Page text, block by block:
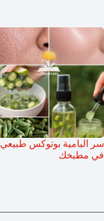
سر البامية بوتوكس طبيعي
في مطبخك